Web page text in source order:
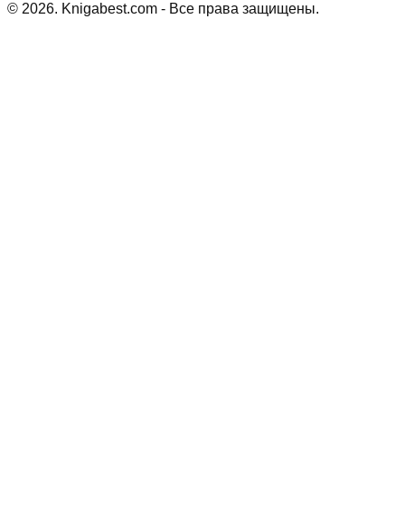
© 2026. Knigabest.com - Все права защищены.